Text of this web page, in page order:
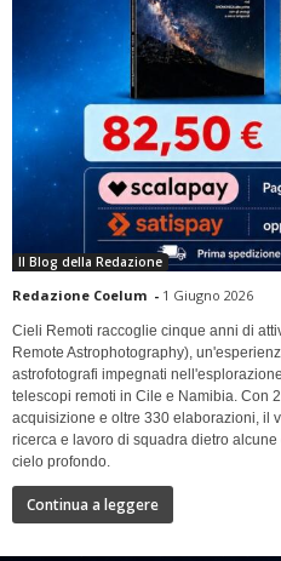
Il Blog della Redazione
Redazione Coelum - 1 Giugno 2026
Cieli Remoti raccoglie cinque anni di
Remote Astrophotography),
astrofotografi impegnati
telescopi remoti in Cile e Namibia. Con
acquisizione e oltre 330 elaborazioni, il
ricerca e lavoro di squadra dietro
cielo profondo.
Continua a leggere